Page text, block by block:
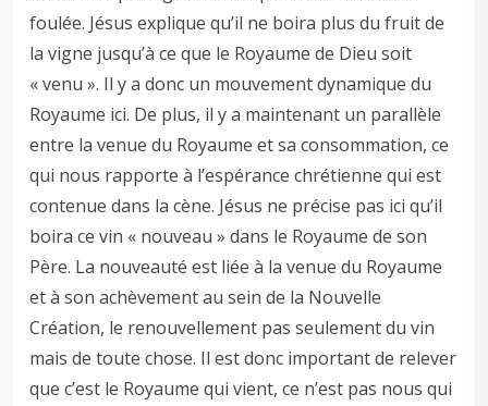
foulée. Jésus explique qu’il ne boira plus du fruit de
la vigne jusqu’à ce que le Royaume de Dieu soit
« venu ». Il y a donc un mouvement dynamique du
Royaume ici. De plus, il y a maintenant un parallèle
entre la venue du Royaume et sa consommation, ce
qui nous rapporte à l’espérance chrétienne qui est
contenue dans la cène. Jésus ne précise pas ici qu’il
boira ce vin « nouveau » dans le Royaume de son
Père. La nouveauté est liée à la venue du Royaume
et à son achèvement au sein de la Nouvelle
Création, le renouvellement pas seulement du vin
mais de toute chose. Il est donc important de relever
que c’est le Royaume qui vient, ce n’est pas nous qui